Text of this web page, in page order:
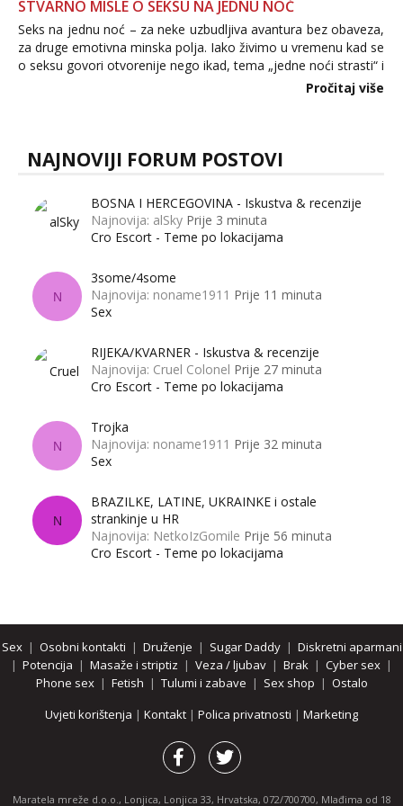
STVARNO MISLE O SEKSU NA JEDNU NOĆ
Seks na jednu noć – za neke uzbudljiva avantura bez obaveza,
za druge emotivna minska polja. Iako živimo u vremenu kad se
o seksu govori otvorenije nego ikad, tema „jedne noći strasti“ i
dalje izaziva burne rasprave. Što zapravo misle žene, a što
Pročitaj više
NAJNOVIJI FORUM POSTOVI
BOSNA I HERCEGOVINA - Iskustva & recenzije
Najnovija: alSky Prije 3 minuta
Cro Escort - Teme po lokacijama
N
3some/4some
Najnovija: noname1911 Prije 11 minuta
Sex
RIJEKA/KVARNER - Iskustva & recenzije
Najnovija: Cruel Colonel Prije 27 minuta
Cro Escort - Teme po lokacijama
N
Trojka
Najnovija: noname1911 Prije 32 minuta
Sex
N
BRAZILKE, LATINE, UKRAINKE i ostale
strankinje u HR
Najnovija: NetkoIzGomile Prije 56 minuta
Cro Escort - Teme po lokacijama
Sex| Osobni kontakti | Druženje | Sugar Daddy| Diskretni aparmani
| Potencija | Masaže i striptiz | Veza / ljubav | Brak | Cyber sex |
Phone sex| Fetish | Tulumi i zabave | Sex shop | Ostalo
Uvjeti korištenja | Kontakt | Polica privatnosti | Marketing
Maratela mreže d.o.o., Lonjica, Lonjica 33, Hrvatska, 072/700700, Mlađima od 18